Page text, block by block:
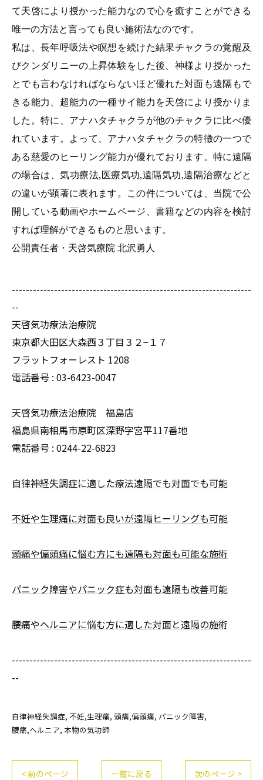
て天啓により授かった能力なので心を癒すことができる
唯一の方法と言っても良い施術法なのです。
私は、長年呼吸法や瞑想を続けた結果チャクラの覚醒及
びクンダリニーの上昇体験をした後、神様より授かった
とでも言わなければならないほど優れた対面も遠隔もで
きる能力、超能力の一種サイ能力を天啓により授かりま
した。特に、アナハタチャクラが他のチャクラに比べ優
れています。よって、アナハタチャクラの特徴の一つで
ある慈愛のヒーリング能力が優れております。特に遠隔
の場合は、気功療法,医療気功,遠隔気功,遠隔治療などと
の違いが顕著に表れます。この件については、当院で公
開している動画やホームページ、書籍などの内容を検討
すれば理解ができるものと思います。
公開責任者・天啓気療院 北沢勇人
--------------------------------------------------------------------
--
天啓気功療法治療院
東京都大田区大森西３丁目３２−１７
フラットフォーレスト 1208
電話番号 : 03-6423-0047
天啓気功療法治療院 福島店
福島県南相馬市原町区深野字宮平117番地
電話番号 : 0244-22-6823
自律神経失調症に適した療法遠隔でも対面でも可能
不妊や生理痛に対面も良いが遠隔ヒーリングも可能
頭痛や偏頭痛に悩む方にも遠隔も対面も可能な施術
パニック障害やパニック症も対面も遠隔も改善可能
腰痛やヘルニアに悩む方に適した対面と遠隔の施術
--------------------------------------------------------------------
--
自律神経失調症 不妊,生理痛 頭痛,偏頭痛 パニック障害
腰痛,ヘルニア 本物の気功師
< 前のページ 一覧に戻る 次のページ >